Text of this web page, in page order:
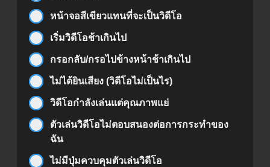
หน้าจอสีเขียวแทนที่จะเป็นวิดีโอ
เริ่มวิดีโอช้าเกินไป
กรอกลับ/กรอไปข้างหน้าช้าเกินไป
ไม่ได้ยินเสียง (วิดีโอไม่เป็นไร)
วิดีโอกำลังเล่นแต่คุณภาพแย่
ตัวเล่นวิดีโอไม่ตอบสนองต่อการกระทำของ
ฉัน
ไม่มีปุ่มควบคุมตัวเล่นวิดีโอ